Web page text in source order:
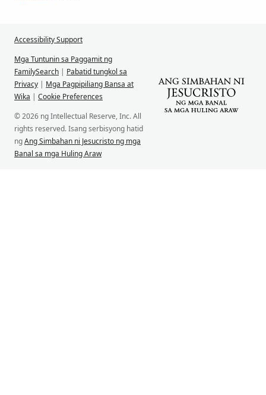
Accessibility Support
Mga Tuntunin sa Paggamit ng
FamilySearch | Pabatid tungkol sa
Privacy | Mga Pagpipiliang Bansa at
Wika | Cookie Preferences
© 2026 ng Intellectual Reserve, Inc. All
rights reserved. Isang serbisyong hatid
ngAng Simbahan ni Jesucristo ng mga
Banal sa mga Huling Araw